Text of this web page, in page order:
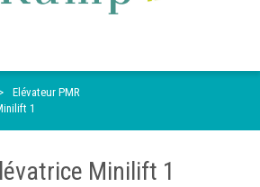
Elévateur PMR
1
Minilift 1